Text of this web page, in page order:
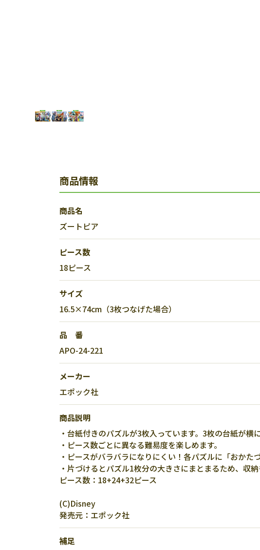
商品情報
商品名
ズートピア
ピース数
18ピース
サイズ
16.5×74cm（3枚つなげた場合）
品 番
APO-24-221
メーカー
エポック社
商品説明
・台紙付きのパズルが3枚入っています。3枚の台紙が横
・ピース数ごとに異なる難易度を楽しめます。
・ピースがバラバラになりにくい！各パズルに「おかた
・片づけるとパズル1枚分の大きさにまとまるため、収納
ピース数：18+24+32ピース
(C)Disney
発売元：エポック社
補足